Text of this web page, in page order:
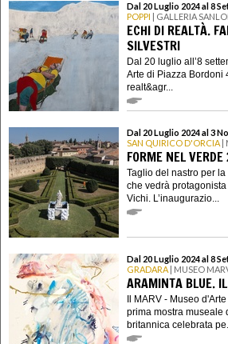
Dal 20 Luglio 2024 al 8
POPPI | GALLERIA
ECHI DI REALTÀ.
SILVESTRI
Dal 20 luglio all’8
Arte di Piazza Bordoni
realt&agr...
Dal 20 Luglio 2024 al 3
SAN QUIRICO D'ORCIA
FORME NEL
Taglio del nastro per
che vedrà
Vichi. L’inaugurazio...
Dal 20 Luglio 2024 al 8
GRADARA | MUSEO
ARAMINTA BLUE.
Il MARV - Museo
prima mostra museale
britannica celebrata pe...